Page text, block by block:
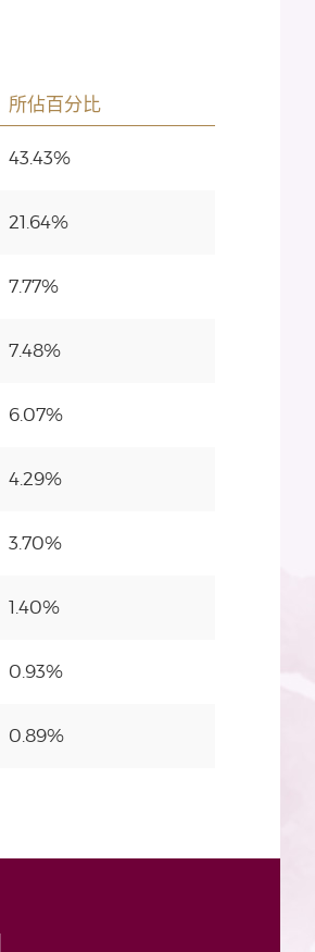
所佔百分比
43.43%
21.64%
7.77%
7.48%
6.07%
4.29%
3.70%
1.40%
0.93%
0.89%